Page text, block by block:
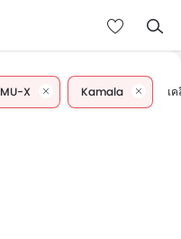
MU-X Kamala เ